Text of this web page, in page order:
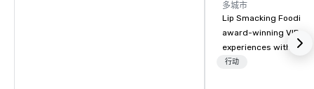
多城市
Lip Smacking Foodie
award-winning VIP
experiences with
restaurants
行动